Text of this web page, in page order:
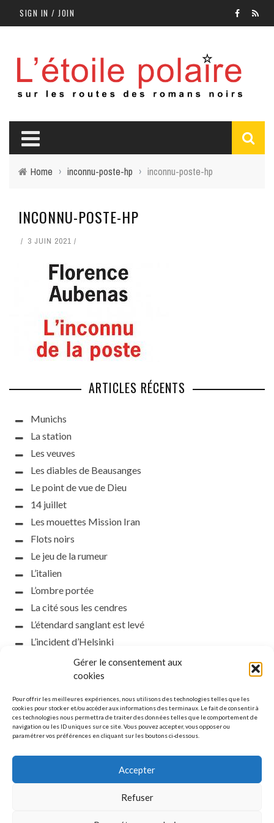
Gérer le consentement aux
cookies
Pour offrir les meilleures expériences, nous utilisons des technologies telles que les
cookies pour stocker et/ou accéder aux informations des terminaux. Le fait de consentir à
ces technologies nous permettra de traiter des données telles que le comportement de
navigation ou les ID uniques sur ce site. Vous pouvez accepter, vous opposer ou
paramétrer vos préférences en cliquant sur les boutons ci-dessous.
Accepter
Refuser
SIGN IN / JOIN
Home › inconnu-poste-hp › inconnu-poste-hp
INCONNU-POSTE-HP
3 JUIN 2021
ARTICLES RÉCENTS
Munichs
La station
Les veuves
Les diables de Beausanges
Le point de vue de Dieu
14 juillet
Les mouettes Mission Iran
Flots noirs
Le jeu de la rumeur
L’italien
L’ombre portée
La cité sous les cendres
L’étendard sanglant est levé
L’incident d’Helsinki
la petite fasciste
Toutes les nuances de la nuit
Que s’obscurcissent le soleil et la lumière
Le silence